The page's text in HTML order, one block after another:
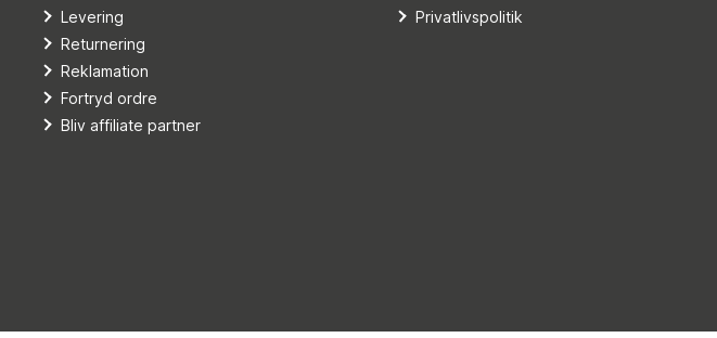
Levering
Returnering
Reklamation
Fortryd ordre
Bliv affiliate partner
Privatlivspolitik